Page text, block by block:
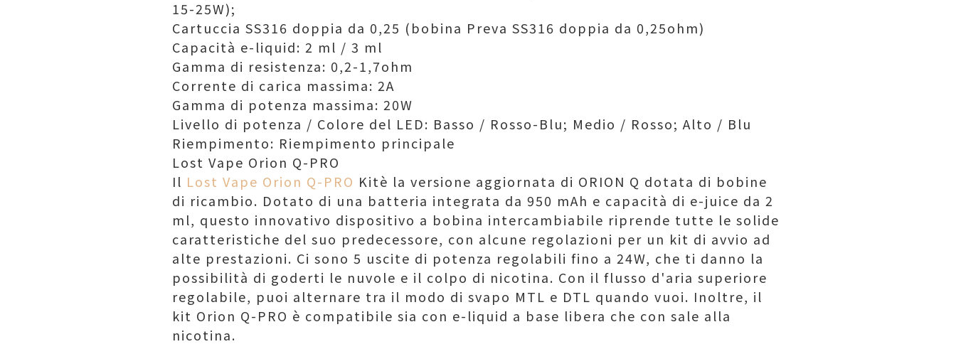
15-25W);
Cartuccia SS316 doppia da 0,25 (bobina Preva SS316 doppia da 0,25ohm)
Capacità e-liquid: 2 ml / 3 ml
Gamma di resistenza: 0,2-1,7ohm
Corrente di carica massima: 2A
Gamma di potenza massima: 20W
Livello di potenza / Colore del LED: Basso / Rosso-Blu; Medio / Rosso; Alto / Blu
Riempimento: Riempimento principale
Lost Vape Orion Q-PRO
Il Lost Vape Orion Q-PRO Kitè la versione aggiornata di ORION Q dotata di bobine
di ricambio. Dotato di una batteria integrata da 950 mAh e capacità di e-juice da 2
ml, questo innovativo dispositivo a bobina intercambiabile riprende tutte le solide
caratteristiche del suo predecessore, con alcune regolazioni per un kit di avvio ad
alte prestazioni. Ci sono 5 uscite di potenza regolabili fino a 24W, che ti danno la
possibilità di goderti le nuvole e il colpo di nicotina. Con il flusso d'aria superiore
regolabile, puoi alternare tra il modo di svapo MTL e DTL quando vuoi. Inoltre, il
kit Orion Q-PRO è compatibile sia con e-liquid a base libera che con sale alla
nicotina.